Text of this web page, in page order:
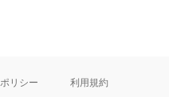
リシー 利用規約